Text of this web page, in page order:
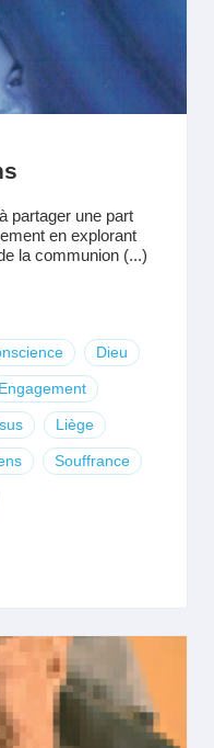
partager une part
en explorant
la communion (...)
Dieu
Engagement
Liège
Souffrance